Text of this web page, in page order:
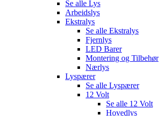
Se alle Lys
Arbeidslys
Ekstralys
Se alle Ekstralys
Fjernlys
LED Barer
Montering og Tilbehør
Nærlys
Lyspærer
Se alle Lyspærer
12 Volt
Se alle 12 Volt
Hovedlys